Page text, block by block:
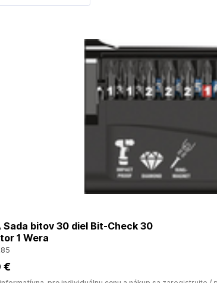
Sada bitov 30 diel Bit-Check 30
1 Wera
€